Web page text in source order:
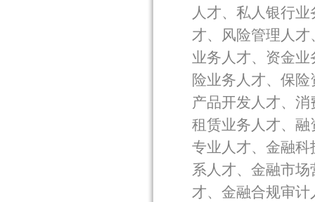
人才、私人银行
才、风险管理人
业务人才、资金
险业务人才、保
产品开发人才、
租赁业务人才、
专业人才、金融
系人才、金融市
才、金融合规审